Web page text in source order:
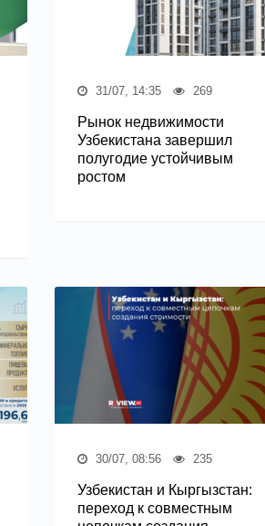
31/07, 14:35 269
Рынок недвижимости
Узбекистана завершил
полугодие устойчивым
ростом
30/07, 08:56 235
Узбекистан и Кыргызстан:
переход к совместным